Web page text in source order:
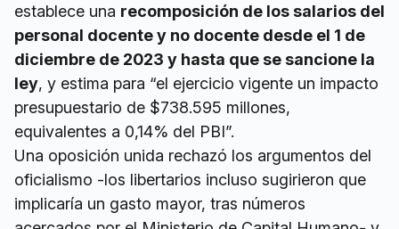
establece una recomposición de los salarios del
personal docente y no docente desde el 1 de
diciembre de 2023 y hasta que se sancione la
ley, y estima para “el ejercicio vigente un impacto
presupuestario de $738.595 millones,
equivalentes a 0,14% del PBI”.
Una oposición unida rechazó los argumentos del
oficialismo -los libertarios incluso sugirieron que
implicaría un gasto mayor, tras números